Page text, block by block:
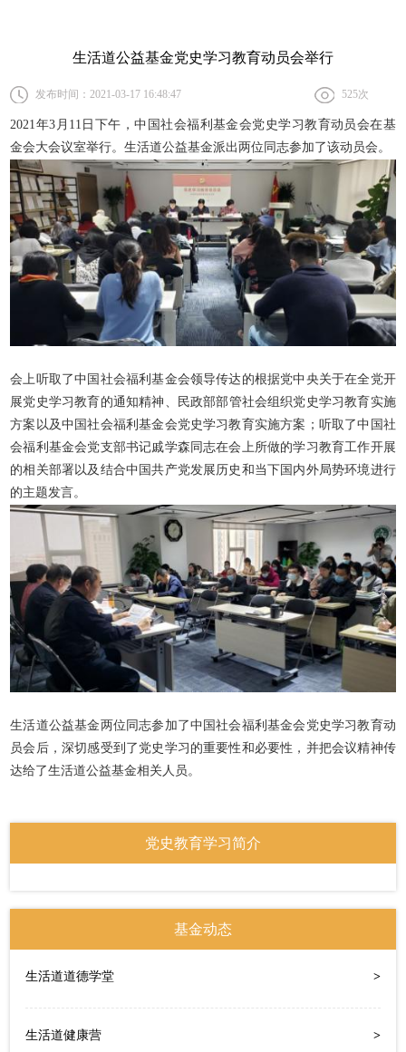
生活道公益基金党史学习教育动员会举行
发布时间：2021-03-17 16:48:47 525次
2021年3月11日下午，中国社会福利基金会党史学习教育动员会在基
金会大会议室举行。生活道公益基金派出两位同志参加了该动员会。
会上听取了中国社会福利基金会领导传达的根据党中央关于在全党开
展党史学习教育的通知精神 、
民政部部管社会组织党史学习教育实施
方案 以及中国社会福利基金会党史学习教育实施方案；听取了中国社
会福利基金会党支部书记戚学森 同志在会上所做的学习教育工作开展
的相关部署以及 结合中国共产党发展历史和当下国内外局势环境进行
的主题发言。
生活道公益基金两位同志参加了中国社会福利基金会党史学习教育动
员会后，深切感受到了党史学习的重要性和必要性，并把会议精神传
达给了生活道公益基金相关人员。
党史教育学习简介
基金动态
生活道道德学堂 >
生活道健康营 >